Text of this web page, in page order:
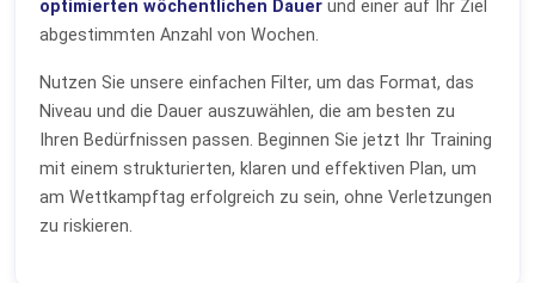
optimierten wöchentlichen Dauer und einer auf Ihr Ziel
abgestimmten Anzahl von Wochen.
Nutzen Sie unsere einfachen Filter, um das Format, das
Niveau und die Dauer auszuwählen, die am besten zu
Ihren Bedürfnissen passen. Beginnen Sie jetzt Ihr Training
mit einem strukturierten, klaren und effektiven Plan, um
am Wettkampftag erfolgreich zu sein, ohne Verletzungen
zu riskieren.